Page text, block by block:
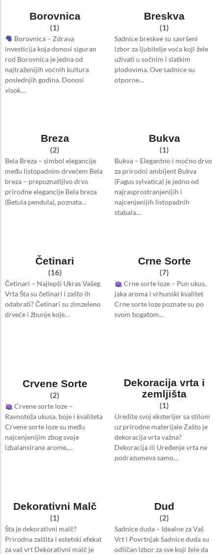
Borovnica
(1)
Borovnica – Zdrava
investicija koja donosi siguran
rod Borovnica je jedna od
najtraženijih voćnih kultura
poslednjih godina. Donosi
visok…
Breskva
(1)
Sadnice breskve su savršeni
izbor za ljubitelje voća koji žele
uživati u sočnim i slatkim
plodovima. Ove sadnice su
otporne…
Breza
(2)
Bela Breza – simbol elegancije
među listopadnim drvećem Bela
breza – prepoznatljivo drvo
prirodne elegancije Bela breza
(Betula pendula), poznata…
Bukva
(1)
Bukva – Elegantno i moćno drvo
za prirodni ambijent Bukva
(Fagus sylvatica) je jedno od
najrasprostranjenijih i
najcenjenijih listopadnih
stabala…
Četinari
(16)
Četinari – Najlepši Ukras Vašeg
Vrta Šta su četinari i zašto ih
odabrati? Četinari su zimzeleno
drveće i žbunje koje…
Crne Sorte
(7)
Crne sorte loze – Pun ukus,
jaka aroma i vrhunski kvalitet
Crne sorte loze poznate su po
svom bogatom…
Crvene Sorte
(2)
Crvene sorte loze –
Ravnoteža ukusa, boje i kvaliteta
Crvene sorte loze su među
najcenjenijim zbog svoje
izbalansirane arome,…
Dekoracija vrta i
zemljišta
(1)
Uredite svoj eksterijer sa stilom
uz prirodne materijale Zašto je
dekoracija vrta važna?
Dekoracija ili Uređenje vrta ne
podrazumeva samo…
Dekorativni Malč
(1)
Šta je dekorativni malč?
Prirodna zaštita i estetski efekat
za vaš vrt Dekorativni malč je
Dud
(2)
Sadnice duda – Idealne za Vaš
Vrt i Povrtnjak Sadnice duda su
odličan izbor za sve koji žele da